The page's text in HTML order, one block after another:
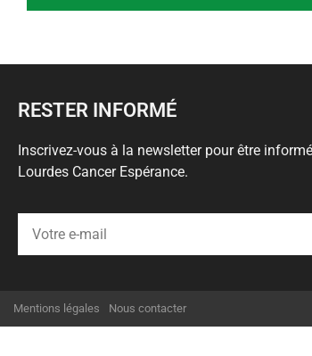
RESTER INFORMÉ
Inscrivez-vous à la newsletter pour être
Lourdes Cancer Espérance.
Mentions légales Nous contacter